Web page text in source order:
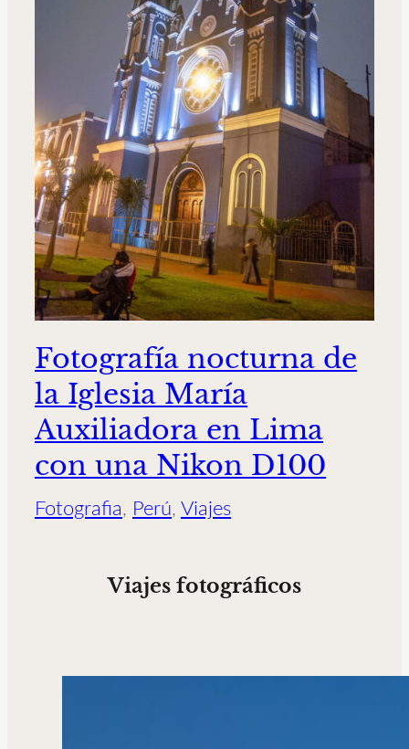
Fotografía nocturna de
la Iglesia María
Auxiliadora en Lima
con una Nikon D100
Fotografia, Perú, Viajes
Viajes fotográficos